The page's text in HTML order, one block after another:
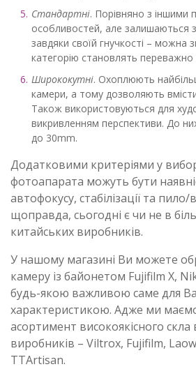
Стандартні. Порівняно з іншими
особливостей, але залишаються
завдяки своїй гнучкості – можна
категорію становлять переважно
Ширококутні. Охоплюють
камери, а тому дозволяють
Також використовуються для
викривленням перспективи. До
до 30mm.
Додатковими критеріями у
фотоапарата можуть бути
автофокусу, стабілізації та пило/
щоправда, сьогодні є чи не в
китайських виробників.
У нашому магазині Ви можете
камеру із байонетом Fujifilm X,
будь-якою важливою саме для
характеристикою. Адже ми
асортимент високоякісного скла
виробників – Viltrox, Fujifilm,
TTArtisan.